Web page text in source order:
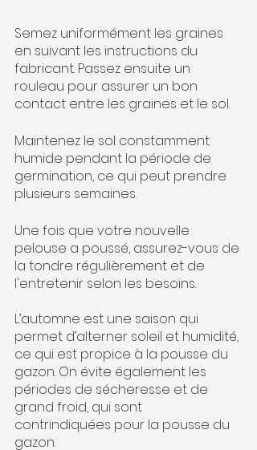
Semez uniformément les graines
en suivant les instructions du
fabricant. Passez ensuite un
rouleau pour assurer un bon
contact entre les graines et le sol.
Maintenez le sol constamment
humide pendant la période de
germination, ce qui peut prendre
plusieurs semaines.
Une fois que votre nouvelle
pelouse a poussé, assurez-vous de
la tondre régulièrement et de
l'entretenir selon les besoins.
L’automne est une saison qui
permet d’alterner soleil et humidité,
ce qui est propice à la pousse du
gazon. On évite également les
périodes de sécheresse et de
grand froid, qui sont
contrindiquées pour la pousse du
gazon.